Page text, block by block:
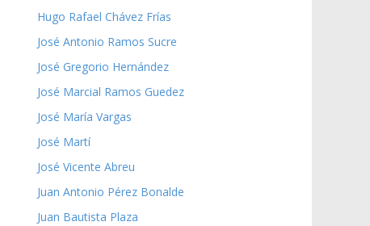
Hugo Rafael Chávez Frías
José Antonio Ramos Sucre
José Gregorio Hernández
José Marcial Ramos Guedez
José María Vargas
José Martí
José Vicente Abreu
Juan Antonio Pérez Bonalde
Juan Bautista Plaza